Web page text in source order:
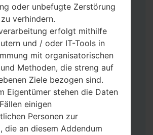
oder unbefugte Zerstörung
verhindern.
erfolgt mithilfe
und / oder IT-Tools in
mit organisatorischen
Methoden, die streng auf
Ziele bezogen sind.
Eigentümer stehen die Daten
einigen
Personen zur
die an diesem Addendum